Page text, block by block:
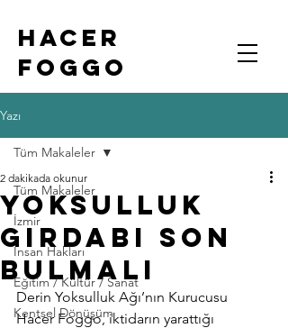
HACER
FOGGO
Yazı
Tüm Makaleler
İzmir
İnsan Hakları
Eğitim / Kültür / Sanat
Kentsel Dönüşüm
Tüm Makaleler
Yoksulluk
girdabı son
bulmalı
2 dakikada okunur
Derin Yoksulluk Ağı’nın Kurucusu
Hacer Foggo, iktidarın yarattığı